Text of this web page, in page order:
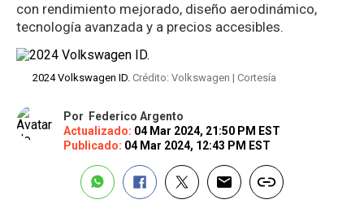
con rendimiento mejorado, diseño aerodinámico,
tecnología avanzada y a precios accesibles.
2024 Volkswagen ID. Crédito: Volkswagen | Cortesía
Por
Federico Argento
Actualizado: 04 Mar 2024, 21:50 PM EST
Publicado: 04 Mar 2024, 12:43 PM EST